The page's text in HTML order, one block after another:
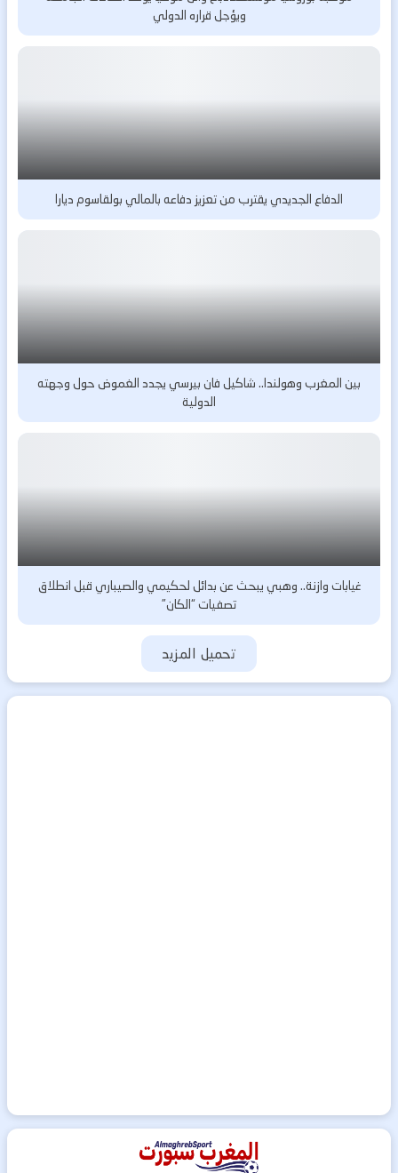
ويؤجل قراره الدولي
الدفاع الجديدي يقترب من تعزيز دفاعه بالمالي بولقاسوم ديارا
بين المغرب وهولندا.. شاكيل فان بيرسي يجدد الغموض حول وجهته
الدولية
غيابات وازنة.. وهبي يبحث عن بدائل لحكيمي والصيباري قبل انطلاق
تصفيات “الكان”
تحميل المزيد